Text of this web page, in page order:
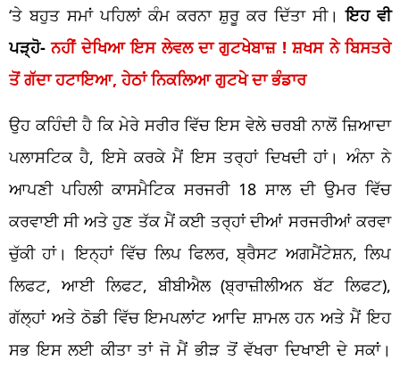
‘ਤੇ ਬਹੁਤ ਸਮਾਂ ਪਹਿਲਾਂ ਕੰਮ ਕਰਨਾ ਸ਼ੁਰੂ ਕਰ ਦਿੱਤਾ ਸੀ।ਇਹ ਵੀ
ਪੜ੍ਹੋ-ਨਹੀਂ ਦੇਖਿਆ ਇਸ ਲੇਵਲ ਦਾ ਗੁਟਖੇਬਾਜ਼ ! ਸ਼ਖਸ ਨੇ ਬਿਸਤਰੇ
ਤੋਂ ਗੱਦਾ ਹਟਾਇਆ, ਹੇਠਾਂ ਨਿਕਲਿਆ ਗੁਟਖੇ ਦਾ ਭੰਡਾਰ
ਉਹ ਕਹਿੰਦੀ ਹੈ ਕਿ ਮੇਰੇ ਸਰੀਰ ਵਿੱਚ ਇਸ ਵੇਲੇ ਚਰਬੀ ਨਾਲੋਂ ਜ਼ਿਆਦਾ
ਪਲਾਸਟਿਕ ਹੈ, ਇਸੇ ਕਰਕੇ ਮੈਂ ਇਸ ਤਰ੍ਹਾਂ ਦਿਖਦੀ ਹਾਂ। ਅੰਨਾ ਨੇ
ਆਪਣੀ ਪਹਿਲੀ ਕਾਸਮੈਟਿਕ ਸਰਜਰੀ 18 ਸਾਲ ਦੀ ਉਮਰ ਵਿੱਚ
ਕਰਵਾਈ ਸੀ ਅਤੇ ਹੁਣ ਤੱਕ ਮੈਂ ਕਈ ਤਰ੍ਹਾਂ ਦੀਆਂ ਸਰਜਰੀਆਂ ਕਰਵਾ
ਚੁੱਕੀ ਹਾਂ। ਇਨ੍ਹਾਂ ਵਿੱਚ ਲਿਪ ਫਿਲਰ, ਬ੍ਰੈਸਟ ਅਗਮੈਂਟੇਸ਼ਨ, ਲਿਪ
ਲਿਫਟ, ਆਈ ਲਿਫਟ, ਬੀਬੀਐਲ (ਬ੍ਰਾਜ਼ੀਲੀਅਨ ਬੱਟ ਲਿਫਟ),
ਗੱਲ੍ਹਾਂ ਅਤੇ ਠੋਡੀ ਵਿੱਚ ਇਮਪਲਾਂਟ ਆਦਿ ਸ਼ਾਮਲ ਹਨ ਅਤੇ ਮੈਂ ਇਹ
ਸਭ ਇਸ ਲਈ ਕੀਤਾ ਤਾਂ ਜੋ ਮੈਂ ਭੀੜ ਤੋਂ ਵੱਖਰਾ ਦਿਖਾਈ ਦੇ ਸਕਾਂ।